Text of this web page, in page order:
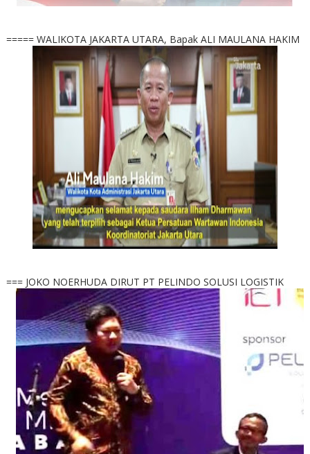
===== WALIKOTA JAKARTA UTARA, Bapak ALI MAULANA HAKIM
=== JOKO NOERHUDA DIRUT PT PELINDO SOLUSI LOGISTIK